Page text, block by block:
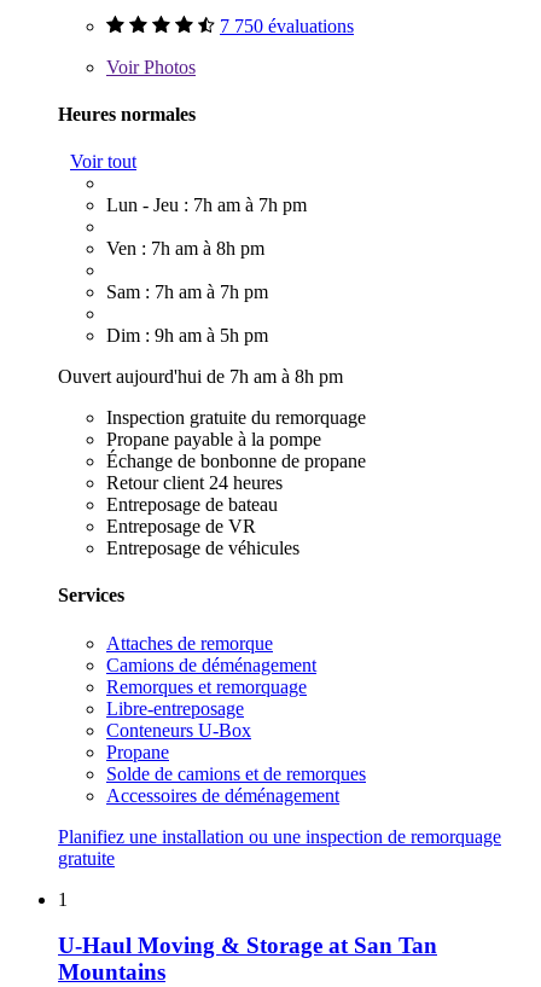
7 750 évaluations
VoirPhotos
Heures normales
Voir tout
Lun - Jeu : 7h am à 7h pm
Ven : 7h am à 8h pm
Sam : 7h am à 7h pm
Dim : 9h am à 5h pm
Ouvert aujourd'hui de 7h am à 8h pm
Inspection gratuite du remorquage
Propane payable à la pompe
Échange de bonbonne de propane
Retour client 24 heures
Entreposage de bateau
Entreposage de VR
Entreposage de véhicules
Services
Attaches de remorque
Camions de déménagement
Remorques et remorquage
Libre-entreposage
Conteneurs U-Box
Propane
Solde de camions et de remorques
Accessoires de déménagement
Planifiez une installation ou une inspection de remorquage
gratuite
1
U-Haul Moving & Storage at San Tan
Mountains